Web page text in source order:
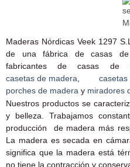
Maderas Nórdicas Veek 1297
de una fábrica de casas de
fabricantes de casas de
casetas de madera
casetas
porches de madera y miradores
Nuestros productos se
y belleza. Trabajamos
producción de madera más
La madera es secada en
significa que la madera está
no tiene la contracción y